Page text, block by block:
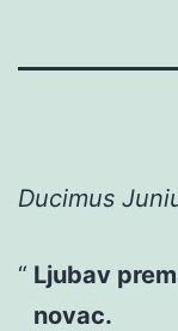
Ducimus
Ljubav
novac.